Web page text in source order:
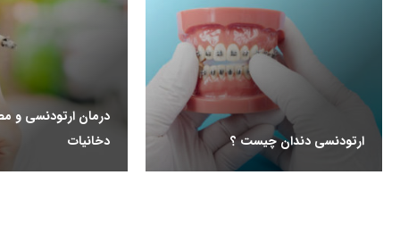
ارتودنسی دندان چیست ؟
درمان ارتودنسی و
دخانیات